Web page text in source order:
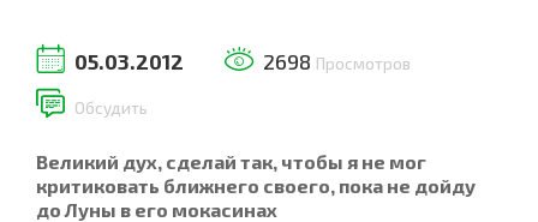
05.03.2012 2698 Просмотров
Обсудить
Великий дух, сделай так, чтобы я не мог
критиковать ближнего своего, пока не дойду
до Луны в его мокасинах